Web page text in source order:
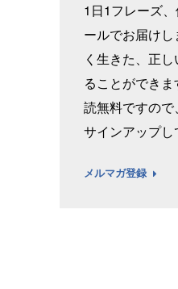
1日1フレーズ
ールでお届け
く生きた、正
ることができ
読無料ですの
サインアップし
メルマガ登録